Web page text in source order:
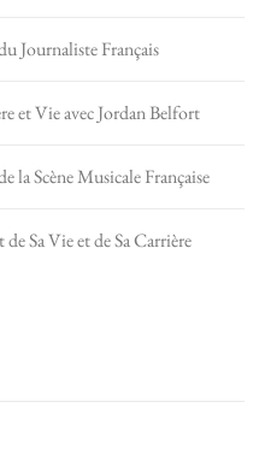
Journaliste Français
et Vie avec Jordan Belfort
Scène Musicale Française
Sa Vie et de Sa Carrière